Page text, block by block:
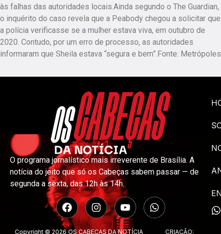
às falhas das autoridades locais.Ainda segundo o The Guardian,
o inquérito do caso revela que a Peabody chegou a solicitar que
a polícia verificasse se a mulher estava viva, em outubro de
2020. Contudo, por um erro de processo, as autoridades
informaram que Sheila estava “segura e bem”.Fonte: Metrópoles
O programa jornalístico mais irreverente de Brasília. A
notícia do jeito que só os Cabeças sabem passar — de
segunda a sexta, das 12h às 14h.
Copyright © 2026 OS CABEÇAS DA NOTÍCIA CRIAÇÃO: